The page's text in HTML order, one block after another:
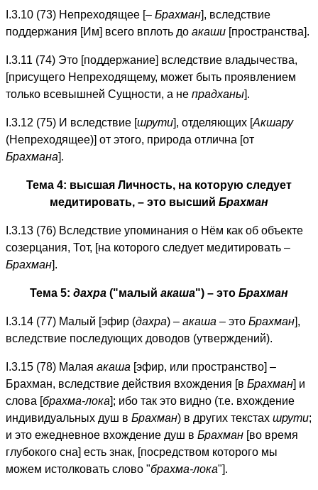
I.3.10 (73) Непреходящее [– Брахман], вследствие
поддержания [Им] всего вплоть до акаши [пространства].
I.3.11 (74) Это [поддержание] вследствие владычества,
[присущего Непреходящему, может быть проявлением
только всевышней Сущности, а не прадханы].
I.3.12 (75) И вследствие [шрути], отделяющих [Акшару
(Непреходящее)] от этого, природа отлична [от
Брахмана].
Тема 4: высшая Личность, на которую следует
медитировать, – это высший Брахман
I.3.13 (76) Вследствие упоминания о Нём как об объекте
созерцания, Тот, [на которого следует медитировать –
Брахман].
Тема 5: дахра ("малый акаша") – это Брахман
I.3.14 (77) Малый [эфир (дахра) – акаша – это Брахман],
вследствие последующих доводов (утверждений).
I.3.15 (78) Малая акаша [эфир, или пространство] –
Брахман, вследствие действия вхождения [в Брахман] и
слова [брахма-лока]; ибо так это видно (т.е. вхождение
индивидуальных душ в Брахман) в других текстах шрути;
и это ежедневное вхождение душ в Брахман [во время
глубокого сна] есть знак, [посредством которого мы
можем истолковать слово "брахма-лока"].